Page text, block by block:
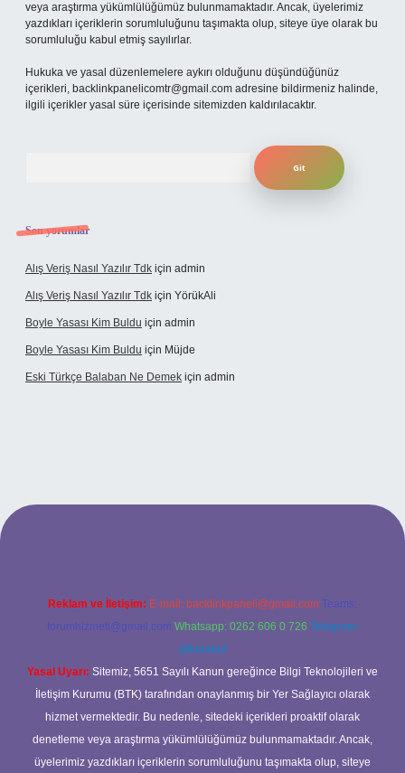
veya araştırma yükümlülüğümüz bulunmamaktadır. Ancak, üyelerimiz
yazdıkları içeriklerin sorumluluğunu taşımakta olup, siteye üye olarak bu
sorumluluğu kabul etmiş sayılırlar.
Hukuka ve yasal düzenlemelere aykırı olduğunu düşündüğünüz
içerikleri, backlinkpanelicomtr@gmail.com adresine bildirmeniz halinde,
ilgili içerikler yasal süre içerisinde sitemizden kaldırılacaktır.
Son yorumlar
Alış Veriş Nasıl Yazılır Tdk için admin
Alış Veriş Nasıl Yazılır Tdk için YörükAli
Boyle Yasası Kim Buldu için admin
Boyle Yasası Kim Buldu için Müjde
Eski Türkçe Balaban Ne Demek için admin
casino
Reklam ve İletişim: E-mail: backlinkpaneli@gmail.com Teams:
forumhizmeti@gmail.com Whatsapp: 0262 606 0 726 Telegram:
@karabul
Yasal Uyarı: Sitemiz, 5651 Sayılı Kanun gereğince Bilgi Teknolojileri ve
İletişim Kurumu (BTK) tarafından onaylanmış bir Yer Sağlayıcı olarak
hizmet vermektedir. Bu nedenle, sitedeki içerikleri proaktif olarak
denetleme veya araştırma yükümlülüğümüz bulunmamaktadır. Ancak,
üyelerimiz yazdıkları içeriklerin sorumluluğunu taşımakta olup, siteye